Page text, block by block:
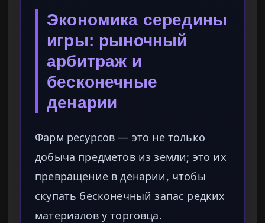
Экономика середины
игры: рыночный
арбитраж и
бесконечные
денарии
Фарм ресурсов — это не только
добыча предметов из земли; это их
превращение в денарии, чтобы
скупать бесконечный запас редких
материалов у торговца.